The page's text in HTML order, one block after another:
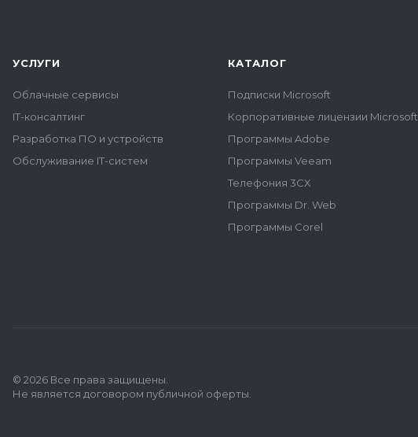
УСЛУГИ
Облачные сервисы
IT-консалтинг
Разработка ПО и устройств
Обслуживание IT-систем
КАТАЛОГ
Подписки Microsoft
Корпоративные лицензии Microsoft
Программы Adobe
Программы Veeam
Телефония 3CX
Программы Dr. Web
Программы Corel
© 2026 Все права защищены.
Не является договором публичной оферты.